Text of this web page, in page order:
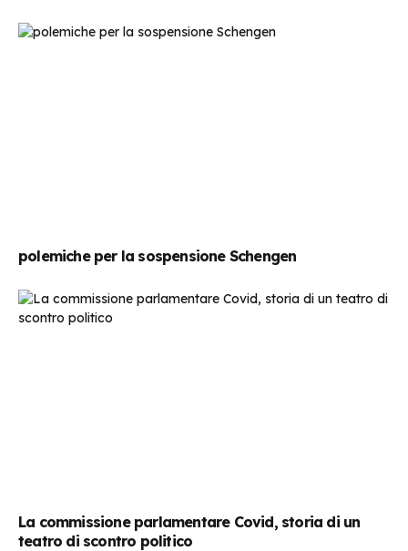
polemiche per la sospensione Schengen
La commissione parlamentare Covid, storia di un
teatro di scontro politico